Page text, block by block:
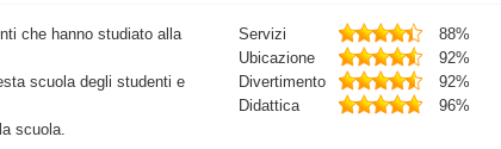
che hanno studiato alla
scuola degli studenti e
scuola.
Servizi
88%
Ubicazione
92%
Divertimento
92%
Didattica
96%